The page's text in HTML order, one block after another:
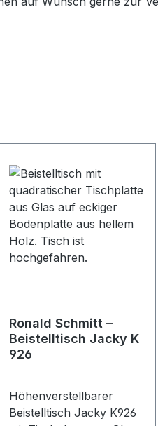
Ronald Schmitt –
Beistelltisch Jacky K
926
Höhenverstellbarer
Beistelltisch Jacky K926